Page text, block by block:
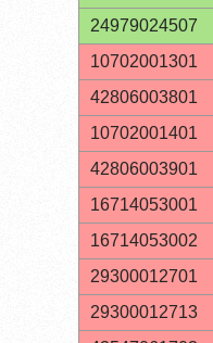
24979024507
10702001301
42806003801
10702001401
42806003901
16714053001
16714053002
29300012701
29300012713